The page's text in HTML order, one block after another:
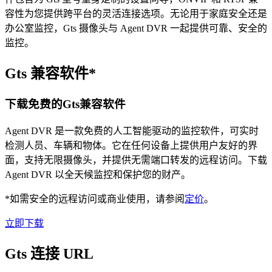
容性为您提供跨平台的灵活连接选项。无论用于家庭安全还是
办公室监控，Gts 摄像头与 Agent DVR 一起提供可靠、安全的
监控。
Gts 兼容软件*
下载免费的Gts兼容软件
Agent DVR 是一款免费的人工智能驱动的监控软件，可实时
检测人员、车辆和物体。它在任何设备上提供用户友好的界
面，支持无限摄像头，并提供无需端口转发的远程访问。下载
Agent DVR 以全天候监控和保护您的财产。
*如需安全的远程访问或商业使用，请参阅 定价。
立即下载
Gts 连接 URL